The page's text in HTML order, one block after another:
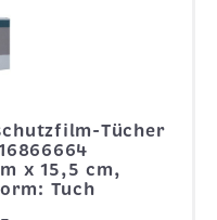
Tücher
x 15,5 cm,
Tuch